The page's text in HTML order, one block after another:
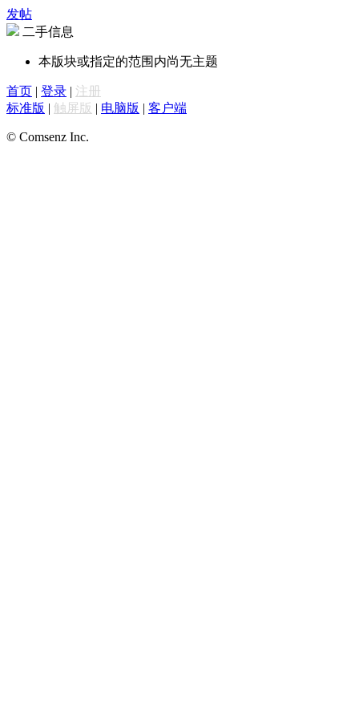
发帖
二手信息
本版块或指定的范围内尚无主题
首页 | 登录 | 注册
标准版 | 触屏版 | 电脑版 | 客户端
© Comsenz Inc.